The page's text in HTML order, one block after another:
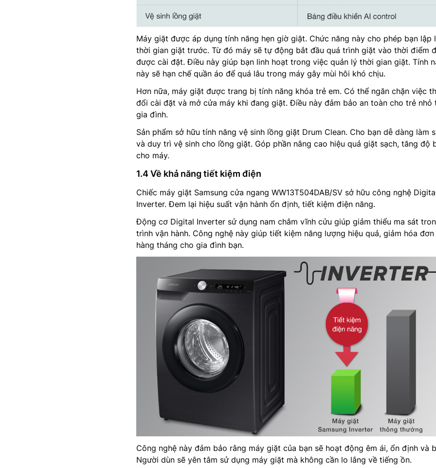
Máy giặt được áp dụng tính năng hẹn giờ giặt. Chức năng này cho phép bạn lập
thời gian giặt trước. Từ đó máy sẽ tự động bắt đầu quá trình giặt vào thời điểm
được cài đặt. Điều này giúp bạn linh hoạt trong việc quản lý thời gian giặt. Tính
này sẽ hạn chế quần áo để quá lâu trong máy gây mùi hôi khó chịu.
Hơn nữa, máy giặt được trang bị tính năng khóa trẻ em. Có thể ngăn chặn việc
đổi cài đặt và mở cửa máy khi đang giặt. Điều này đảm bảo an toàn cho trẻ nhỏ
gia đình.
Sản phẩm sở hữu tính năng vệ sinh lồng giặt Drum Clean. Cho bạn dễ dàng làm
và duy trì vệ sinh cho lồng giặt. Góp phần nâng cao hiệu quả giặt sạch, tăng độ
cho máy.
1.4 Về khả năng tiết kiệm điện
Chiếc máy giặt Samsung cửa ngang WW13T504DAB/SV sở hữu công nghệ
Inverter. Đem lại hiệu suất vận hành ổn định, tiết kiệm điện năng.
Động cơ Digital Inverter sử dụng nam châm vĩnh cửu giúp giảm thiểu ma sát
trình vận hành. Công nghệ này giúp tiết kiệm năng lượng hiệu quả, giảm hóa
hàng tháng cho gia đình bạn.
Công nghệ này đảm bảo rằng máy giặt của bạn sẽ hoạt động êm ái, ổn định và
Người dùn sẽ yên tâm sử dụng máy giặt mà không cần lo lắng về tiếng ồn.